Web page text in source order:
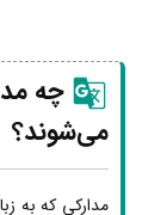
چه
می‌شوند؟
مدارکی که به